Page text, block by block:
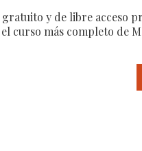
y de libre acceso
curso más completo de